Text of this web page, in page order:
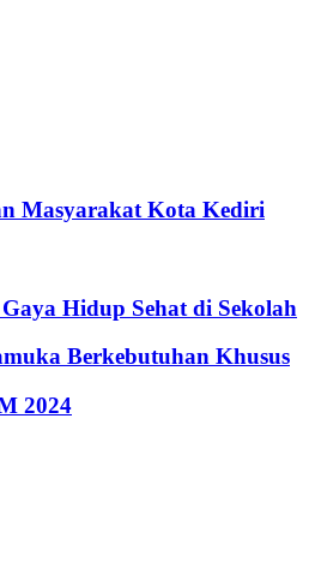
Masyarakat Kota Kediri
Hidup Sehat di Sekolah
Berkebutuhan Khusus
2024